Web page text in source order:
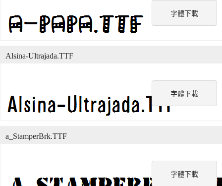
字體下載
字體下載
Alsina-Ultrajada.TTF
字體下載
a_StamperBrk.TTF